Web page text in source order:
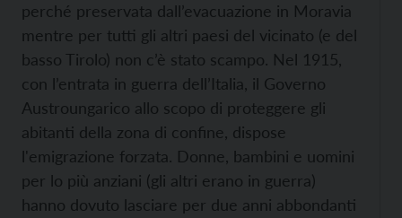
perché preservata dall’evacuazione in Moravia
mentre per tutti gli altri paesi del vicinato (e del
basso Tirolo) non c’è stato scampo. Nel 1915,
con l’entrata in guerra dell’Italia, il Governo
Austroungarico allo scopo di proteggere gli
abitanti della zona di confine, dispose
l'emigrazione forzata. Donne, bambini e uomini
per lo più anziani (gli altri erano in guerra)
hanno dovuto lasciare per due anni abbondanti